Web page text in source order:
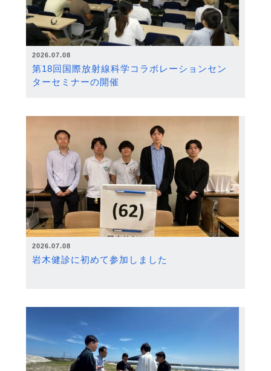
2026.07.08
第18回国際放射線科学コラボレーションセン
ターセミナーの開催
2026.07.08
岩木健診に初めて参加しました